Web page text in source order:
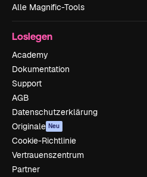
Alle Magnific-Tools
Loslegen
Academy
Dokumentation
Support
AGB
Datenschutzerklärung
Originale Neu
Cookie-Richtlinie
Vertrauenszentrum
Partner